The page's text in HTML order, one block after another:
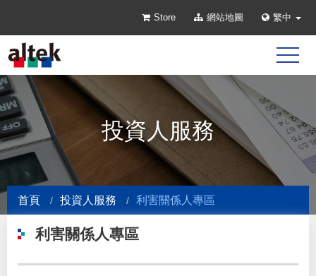
Store 網站地圖 繁中
投資人服務
首頁 投資人服務 利害關係人專區
利害關係人專區